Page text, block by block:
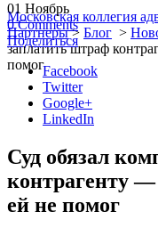
Московская коллегия
Партнеры> Блог >
заплатить штраф
помог
01 Ноябрь
0 Comments
Поделиться
Facebook
Twitter
Google+
LinkedIn
Суд обязал
контрагенту —
ей не помог